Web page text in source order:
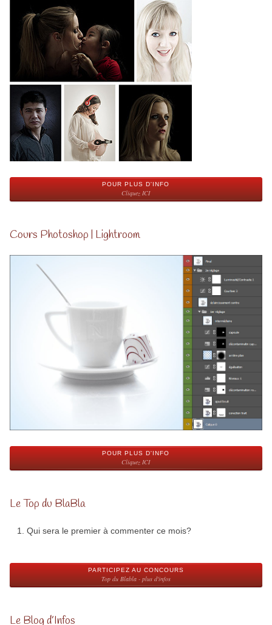
POUR PLUS D'INFO
Cliquez ICI
Cours Photoshop | Lightroom
POUR PLUS D'INFO
Cliquez ICI
Le Top du BlaBla
Qui sera le premier à commenter ce mois?
PARTICIPEZ AU CONCOURS
Top du Blabla - plus d'infos
Le Blog d’Infos